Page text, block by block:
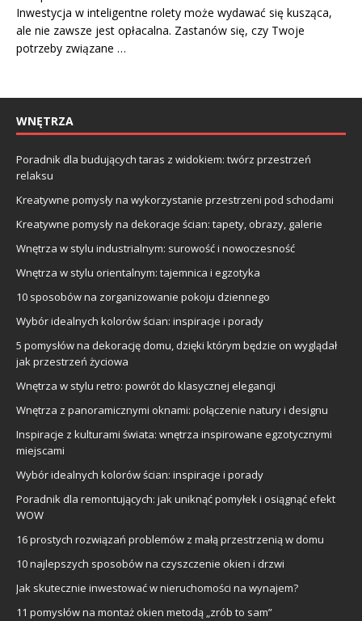
Inwestycja w inteligentne rolety może wydawać się kusząca,
ale nie zawsze jest opłacalna. Zastanów się, czy Twoje
potrzeby związane …
WNĘTRZA
Poradnik dla budujących taras z widokiem: twórz przestrzeń
relaksu
Kreatywne pomysły na wykorzystanie przestrzeni pod schodami
Kreatywne pomysły na dekoracje ścian: tapety, obrazy, galerie
Wnętrza w stylu industrialnym: surowość i nowoczesność
Wnętrza w stylu orientalnym: tajemnica i egzotyka
10 sposobów na zorganizowanie pokoju dziennego
Wybór idealnych kolorów ścian: inspiracje i porady
5 pomysłów na dekorację domu, dzięki którym będzie on wyglądał
jak przestrzeń życiowa
Wnętrza w stylu retro: powrót do klasycznej elegancji
Wnętrza z panoramicznymi oknami: połączenie natury i designu
Inspiracje z kulturami świata: wnętrza inspirowane egzotycznymi
miejscami
Wybór idealnych kolorów ścian: inspiracje i porady
Poradnik dla remontujących: jak uniknąć pomyłek i osiągnąć efekt
WOW
16 prostych rozwiązań problemów z małą przestrzenią w domu
10 najlepszych sposobów na czyszczenie okien i drzwi
Jak skutecznie inwestować w nieruchomości na wynajem?
11 pomysłów na montaż okien metodą „zrób to sam”